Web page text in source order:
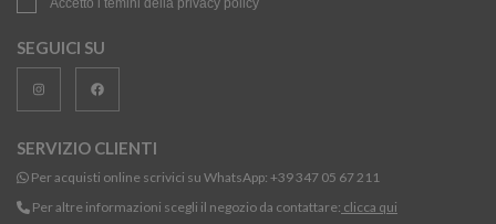
Accetto i temini della privacy policy
SEGUICI SU
SERVIZIO CLIENTI
Per acquisti online scrivici su WhatsApp: +39 347 05 67 211
Per altre informazioni scegli il negozio da contattare: clicca qui